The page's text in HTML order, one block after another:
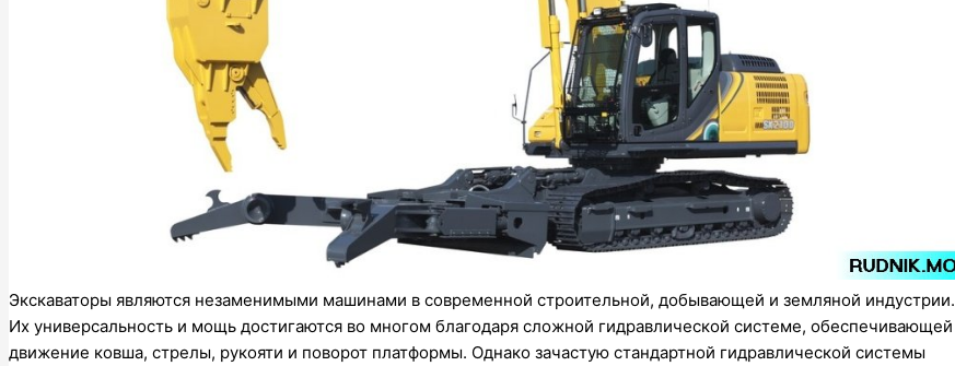
Экскаваторы являются незаменимыми машинами в современной строительной, добывающей и земляной индустрии.
Их универсальность и мощь достигаются во многом благодаря сложной гидравлической системе, обеспечивающей
движение ковша, стрелы, рукояти и поворот платформы. Однако зачастую стандартной гидравлической системы